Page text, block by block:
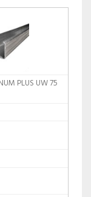
PLUS UW 75